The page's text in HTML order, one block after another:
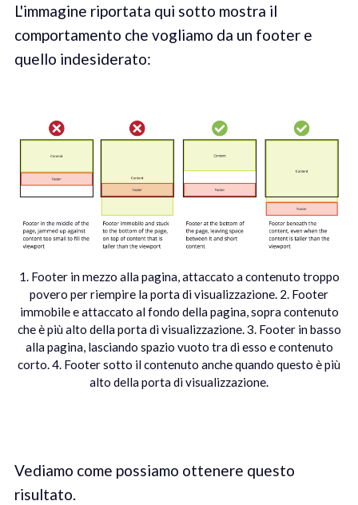
L'immagine riportata qui sotto mostra il
comportamento che vogliamo da un footer e
quello indesiderato:
1. Footer in mezzo alla pagina, attaccato a contenuto troppo
povero per riempire la porta di visualizzazione. 2. Footer
immobile e attaccato al fondo della pagina, sopra contenuto
che è più alto della porta di visualizzazione. 3. Footer in basso
alla pagina, lasciando spazio vuoto tra di esso e contenuto
corto. 4. Footer sotto il contenuto anche quando questo è più
alto della porta di visualizzazione.
Vediamo come possiamo ottenere questo
risultato.